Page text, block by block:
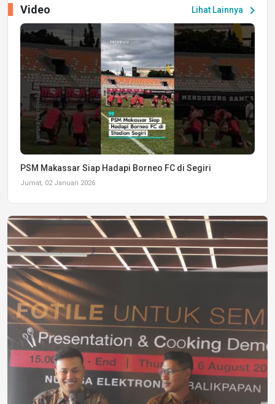
Lihat Lainnya chevron_right
Video
PSM Makassar Siap Hadapi Borneo FC di Segiri
Jumat, 02 Januari 2026